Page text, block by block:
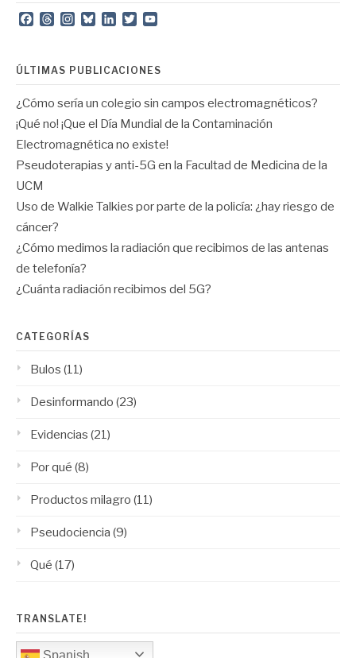
Facebook
ThreadsInstagram
BlueskyLinkedIn
Twitter
ÚLTIMAS PUBLICACIONES
¿Cómo sería un colegio sin campos electromagnéticos?
¡Qué no! ¡Que el Día Mundial de la Contaminación
Electromagnética no existe!
Pseudoterapias y anti-5G en la Facultad de Medicina de la
UCM
Uso de Walkie Talkies por parte de la policía: ¿hay riesgo de
cáncer?
¿Cómo medimos la radiación que recibimos de las antenas
de telefonía?
¿Cuánta radiación recibimos del 5G?
CATEGORÍAS
Bulos (11)
Desinformando (23)
Evidencias (21)
Por qué (8)
Productos milagro (11)
Pseudociencia (9)
Qué (17)
TRANSLATE!
Spanish